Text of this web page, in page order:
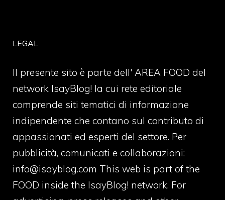
LEGAL
Il presente sito è parte dell' AREA FOOD del
network IsayBlog! la cui rete editoriale
comprende siti tematici di informazione
indipendente che contano sul contributo di
appassionati ed esperti del settore. Per
pubblicità, comunicati e collaborazioni:
info@isayblog.com This web is part of the
FOOD inside the IsayBlog! network. For